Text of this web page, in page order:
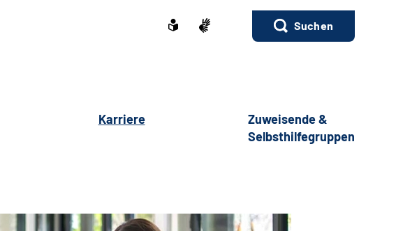
Suchen
Karriere
Zuweisende &
Selbsthilfegruppen